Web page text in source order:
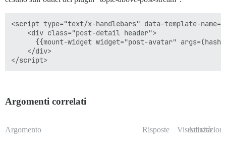
<script type="text/x-handlebars" data-template-
    <div class="post-detail header">
{{mount-widget widget="post-avatar" args=(hash
    </div>
Argomenti correlati
Argomento Risposte Visualizzazioni
Attività